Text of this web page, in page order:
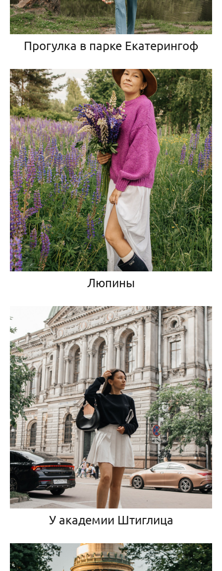
Прогулка в парке Екатерингоф
Люпины
У академии Штиглица